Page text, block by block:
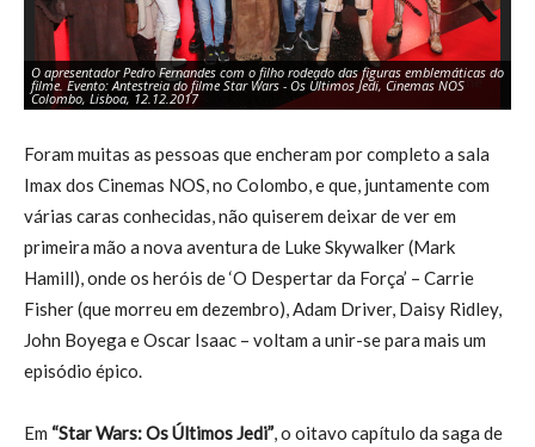
O apresentador Pedro Fernandes com o filho rodeado das figuras emblemáticas do
filme. Evento: Antestreia do filme Star Wars - Os Últimos Jedi, Cinemas NOS
Colombo, Lisboa, 12.12.2017
Foram muitas as pessoas que encheram por completo a sala
Imax dos Cinemas NOS, no Colombo, e que, juntamente com
várias caras conhecidas, não quiserem deixar de ver em
primeira mão a nova aventura de Luke Skywalker (Mark
Hamill), onde os heróis de ‘O Despertar da Força’ – Carrie
Fisher (que morreu em dezembro), Adam Driver, Daisy Ridley,
John Boyega e Oscar Isaac – voltam a unir-se para mais um
episódio épico.
Em “Star Wars: Os Últimos Jedi”, o oitavo capítulo da saga de